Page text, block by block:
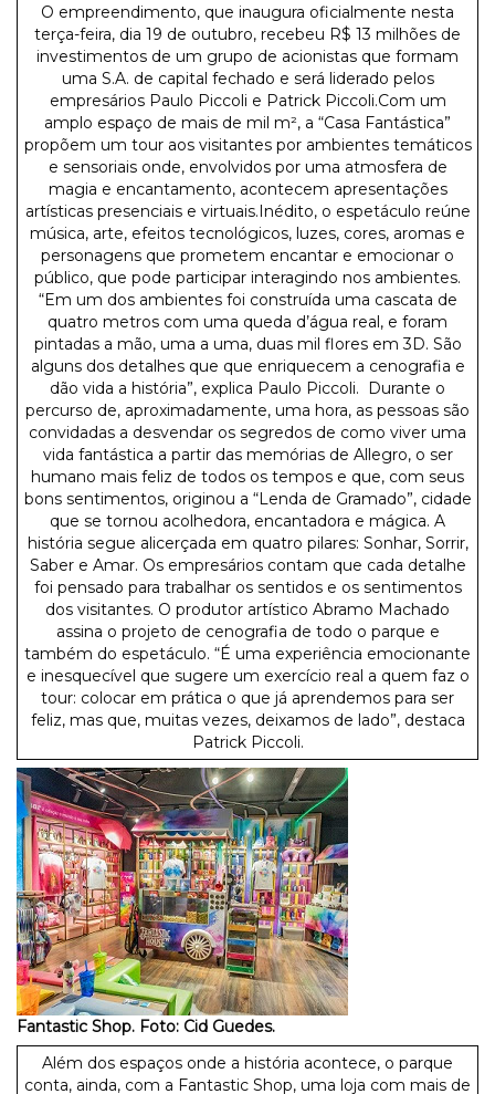
O empreendimento, que inaugura oficialmente nesta
terça-feira, dia 19 de outubro, recebeu R$ 13 milhões de
investimentos de um grupo de acionistas que formam
uma S.A. de capital fechado e será liderado pelos
empresários Paulo Piccoli e Patrick Piccoli.Com um
amplo espaço de mais de mil m², a “Casa Fantástica”
propõem um tour aos visitantes por ambientes temáticos
e sensoriais onde, envolvidos por uma atmosfera de
magia e encantamento, acontecem apresentações
artísticas presenciais e virtuais.Inédito, o espetáculo reúne
música, arte, efeitos tecnológicos, luzes, cores, aromas e
personagens que prometem encantar e emocionar o
público, que pode participar interagindo nos ambientes.
“Em um dos ambientes foi construída uma cascata de
quatro metros com uma queda d’água real, e foram
pintadas a mão, uma a uma, duas mil flores em 3D. São
alguns dos detalhes que que enriquecem a cenografia e
dão vida a história”, explica Paulo Piccoli. Durante o
percurso de, aproximadamente, uma hora, as pessoas são
convidadas a desvendar os segredos de como viver uma
vida fantástica a partir das memórias de Allegro, o ser
humano mais feliz de todos os tempos e que, com seus
bons sentimentos, originou a “Lenda de Gramado”, cidade
que se tornou acolhedora, encantadora e mágica. A
história segue alicerçada em quatro pilares: Sonhar, Sorrir,
Saber e Amar. Os empresários contam que cada detalhe
foi pensado para trabalhar os sentidos e os sentimentos
dos visitantes. O produtor artístico Abramo Machado
assina o projeto de cenografia de todo o parque e
também do espetáculo. “É uma experiência emocionante
e inesquecível que sugere um exercício real a quem faz o
tour: colocar em prática o que já aprendemos para ser
feliz, mas que, muitas vezes, deixamos de lado”, destaca
Patrick Piccoli.
Fantastic Shop. Foto: Cid Guedes.
Além dos espaços onde a história acontece, o parque
conta, ainda, com a Fantastic Shop, uma loja com mais de